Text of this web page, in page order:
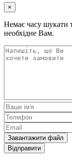
×
Немає часу шукати
необхідне Вам.
Завантажити файл